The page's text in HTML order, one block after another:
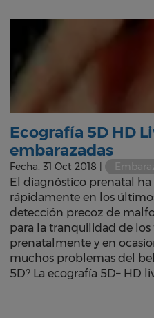
Ecografía 5D HD
embarazadas
Fecha: 31 Oct 2018 |
El diagnóstico prenatal
rápidamente en los
detección precoz de
para la tranquilidad de
prenatalmente y en
muchos problemas del
5D? La ecografía 5D– HD